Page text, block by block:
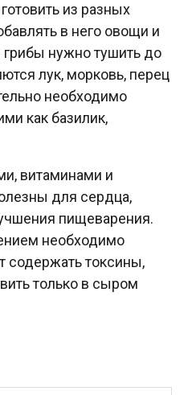
из разных
в него овощи и
грибы нужно тушить до
лук, морковь, перец
необходимо
как базилик,
витаминами и
для сердца,
пищеварения.
необходимо
содержать токсины,
только в сыром